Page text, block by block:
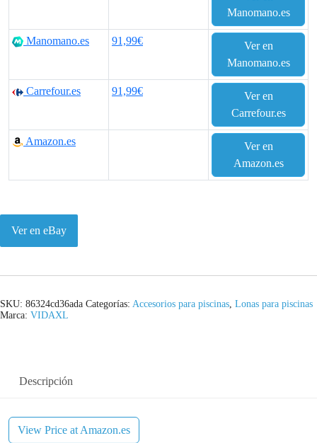
Manomano.es
Manomano.es 91,99€
Ver en
Manomano.es
Carrefour.es 91,99€
Ver en
Carrefour.es
Amazon.es
Ver en
Amazon.es
Ver en eBay
SKU: 86324cd36ada Categorías: Accesorios para piscinas, Lonas para piscinas
Marca: VIDAXL
Descripción
View Price at Amazon.es